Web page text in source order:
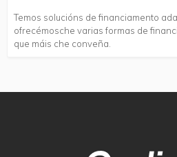
Temos solucións de financiamento
ofrecémosche varias formas de
que máis che conveña.